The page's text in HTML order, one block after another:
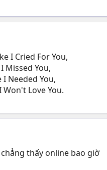
I Cried For You,
Missed You,
I Needed You,
Won't Love You.
thấy online bao giờ